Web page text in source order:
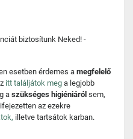
biztosítunk Neked! -
esetben érdemes a megfelelő
itt találjátok meg a legjobb
a szükséges higiéniáról sem,
az ezekre
illetve tartsátok karban.